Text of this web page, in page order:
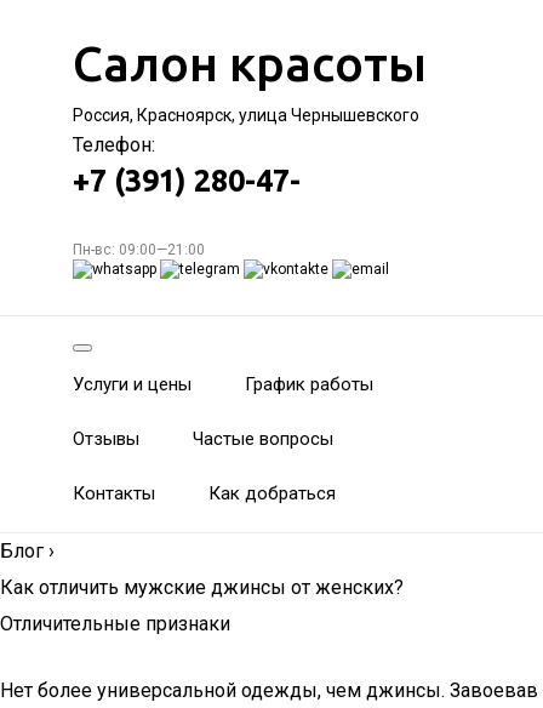
Салон красоты
Россия, Красноярск, улица Чернышевского
Телефон:
+7 (391) 280-47-
Пн-вс: 09:00—21:00
Услуги и цены График работы
Отзывы Частые вопросы
Контакты Как добраться
Блог ›
Как отличить мужские джинсы от женских?
Отличительные признаки
Нет более универсальной одежды, чем джинсы. Завоевав